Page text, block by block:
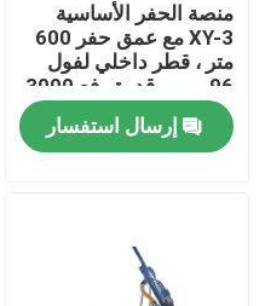
بيت
معلومات عنا
منصة الحفر الأساسية
XY-3 مع عمق حفر 600
متر ، قطر داخلي لفول
96 مم ، وقدرة رفع 3000
كجم للتنقيب الجيولوجي
إرسال استفسار